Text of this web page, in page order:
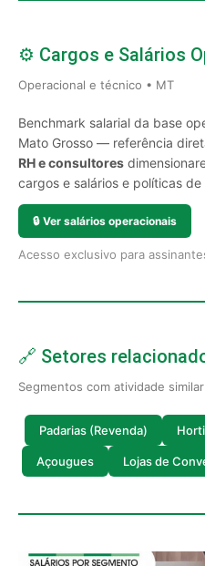
⚙️ Cargos e Salários
Operacional e técnico • MT
Benchmark salarial da base
Mato Grosso — referência
RH e consultores
cargos e salários e políticas
🔒 Ver salários operacionais
Acesso exclusivo para
🔗 Setores
Segmentos com atividade
Padarias (Revenda)
Açougues Lojas de